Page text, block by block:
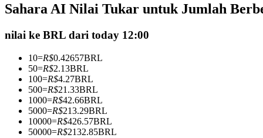
Kontrak berjangka menggunakan USDC sebagai jaminannya
Copy Trading
Sahara AI Nilai Tukar untuk Jumlah
nilai ke BRL dari today 12:00
10=R$0.42657BRL
50=R$2.13BRL
100=R$4.27BRL
500=R$21.33BRL
1000=R$42.66BRL
5000=R$213.29BRL
10000=R$426.57BRL
50000=R$2132.85BRL